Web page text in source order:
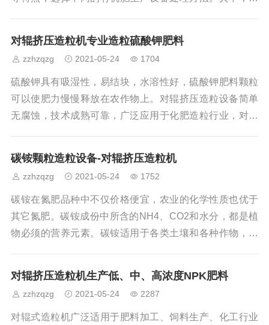
腐熟温度较高，属于热性肥料。1. 猪粪质地较细，含有较
多的有机质和氮、磷、钾养分，含有大量的腐殖质，对提
高土壤肥力有很好的作用；2. 牛粪属于冷性肥料，其中的
有机质部分较难分解，腐熟较慢，发酵温度较低；3. 羊粪
质地较细
对辊挤压造粒机专业造粒硫酸钾肥料
zzhzqzg 2021-05-24 1704
硫酸钾具有吸湿性，易结块，水溶性好，硫酸钾肥料颗粒
可以使肥力慢慢释放在农作物上。对辊挤压造粒设备简单
无腐蚀，技术成熟可靠，广泛应用于化肥造粒行业，对硫
注意关键因素的调控，提高硫酸钾的造粒率和颗粒质
量。 水分是影响硫酸钾对辊挤压造粒机造粒加工的关键因
素。过低的水分会降低硫酸钾挤压造粒的成型率，过高的
水分会导致过多的硫酸钾粘结在辊压机上，增加后期干燥
工艺的能耗。对硫酸钾粉料进行水分条件试验，
碳铵颗粒造粒设备-对辊挤压造粒机
zzhzqzg 2021-05-24 1752
碳铵在氮肥品种中不仅价格便宜，农业的化学性质也优于
其它氮肥。碳铵成份中所含的NH4、CO2和水分，都是植
物必须的营养元素。碳铵适用于各类土壤和各种作物，长
不易流失。但碳铵的缺点是易挥发，易潮解，易结块，给
贮存和使用造成一定困难，给碳铵肥料商品的销售上增加
了些麻烦。用对辊挤压造粒机设备对碳铵进行造粒，解决
对辊挤压造粒机生产低、中、高浓度NPK肥料
zzhzqzg 2021-05-24 2287
对辊式造粒机广泛适用于肥料加工、饲料生产、化工行业